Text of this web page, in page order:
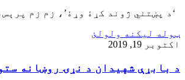
‘د پښتني ژوند کړۀ وړۀ’، زم زم پرېس، کراچۍ، 2014ز، مخونه 424-408 (1) د امير دوست محمد خان
ټوله ليکنه ولولئ
اکتوبر 19, 2019
د بابړې شهيدان د نړۍ روښانه